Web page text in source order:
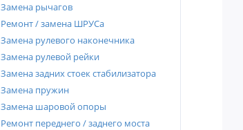
Замена рычагов
Ремонт / замена ШРУСа
Замена рулевого наконечника
Замена рулевой рейки
Замена задних стоек стабилизатора
Замена пружин
Замена шаровой опоры
Ремонт переднего / заднего моста